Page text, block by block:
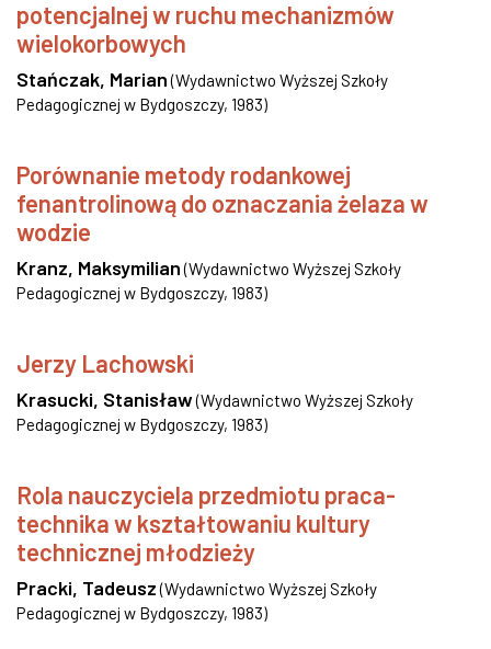
potencjalnej w ruchu mechanizmów
wielokorbowych
Stańczak, Marian (Wydawnictwo Wyższej Szkoły
Pedagogicznej w Bydgoszczy, 1983)
Porównanie metody rodankowej
fenantrolinową do oznaczania żelaza w
wodzie
Kranz, Maksymilian (Wydawnictwo Wyższej Szkoły
Pedagogicznej w Bydgoszczy, 1983)
Jerzy Lachowski
Krasucki, Stanisław(Wydawnictwo Wyższej Szkoły
Pedagogicznej w Bydgoszczy, 1983)
Rola nauczyciela przedmiotu praca-
technika w kształtowaniu kultury
technicznej młodzieży
Pracki, Tadeusz (Wydawnictwo Wyższej Szkoły
Pedagogicznej w Bydgoszczy, 1983)